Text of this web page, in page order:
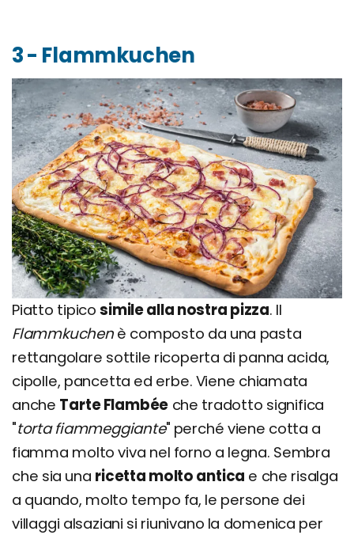
3 - Flammkuchen
Piatto tipicosimile alla nostra pizza. Il
Flammkuchenè composto da una pasta
rettangolare sottile ricoperta di panna acida,
cipolle, pancetta ed erbe. Viene chiamata
anche Tarte Flambée che tradotto significa
"torta fiammeggiante" perché viene cotta a
fiamma molto viva nel forno a legna. Sembra
che sia una ricetta molto antica e che risalga
a quando, molto tempo fa, le persone dei
villaggi alsaziani si riunivano la domenica per